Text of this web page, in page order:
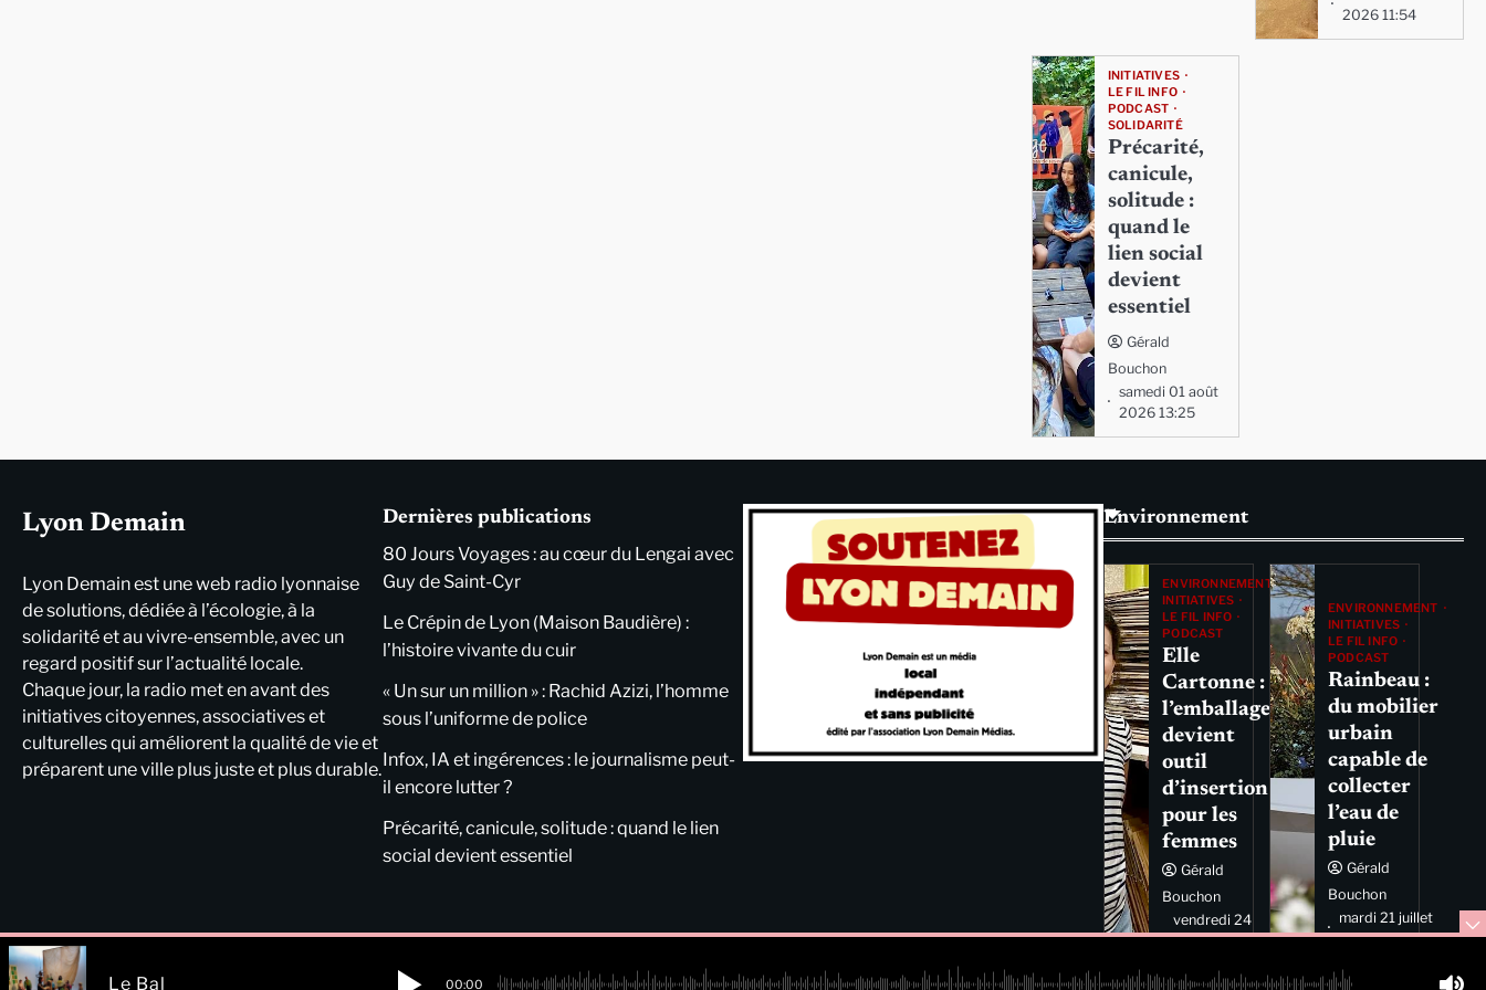
2026 11:54
INITIATIVES
LE FIL INFO
PODCAST
SOLIDARITÉ
Précarité,
canicule,
solitude :
quand le
lien social
devient
essentiel
Gérald
Bouchon
samedi 01 août
2026 13:25
Lyon Demain
Lyon Demain est une web radio lyonnaise
de solutions, dédiée à l’écologie, à la
solidarité et au vivre-ensemble, avec un
regard positif sur l’actualité locale.
Chaque jour, la radio met en avant des
initiatives citoyennes, associatives et
culturelles qui améliorent la qualité de vie et
préparent une ville plus juste et plus durable.
Dernières publications
80 Jours Voyages : au cœur du Lengai avec
Guy de Saint-Cyr
Le Crépin de Lyon (Maison Baudière) :
l’histoire vivante du cuir
« Un sur un million » : Rachid Azizi, l’homme
sous l’uniforme de police
Infox, IA et ingérences : le journalisme peut-
il encore lutter ?
Précarité, canicule, solitude : quand le lien
social devient essentiel
Environnement
ENVIRONNEMENT
INITIATIVES
LE FIL INFO
PODCAST
Elle
Cartonne :
l’emballage
devient
outil
d’insertion
pour les
femmes
Gérald
Bouchon
vendredi 24
juillet 2026
ENVIRONNEMENT
INITIATIVES
LE FIL INFO
PODCAST
Rainbeau :
du mobilier
urbain
capable de
collecter
l’eau de
pluie
Gérald
Bouchon
mardi 21 juillet
2026 11:44
Le Bal 00:00